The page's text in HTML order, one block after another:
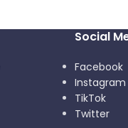
Social
Facebook
Instagram
TikTok
Twitter